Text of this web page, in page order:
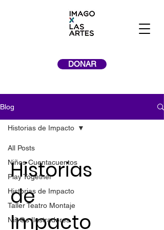
DONAR
Blog
All Posts
Niños Cuentacuentos
Play Together
Historias de Impacto
Taller Teatro Montaje
Niñ@s Ilustradores
Historias de Impacto
Historias
de
Impacto